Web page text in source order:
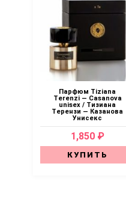
Парфюм Tiziana
Terenzi — Casanova
unisex / Тизиана
Терензи — Казанова
Унисекс
1,850 ₽
КУПИТЬ